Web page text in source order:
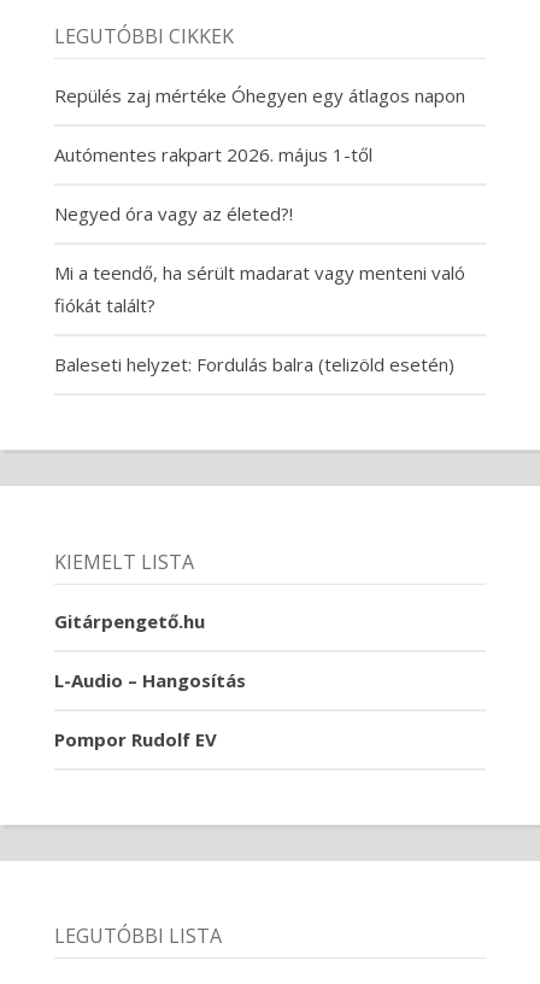
LEGUTÓBBI CIKKEK
Repülés zaj mértéke Óhegyen egy átlagos napon
Autómentes rakpart 2026. május 1-től
Negyed óra vagy az életed?!
Mi a teendő, ha sérült madarat vagy menteni való
fiókát talált?
Baleseti helyzet: Fordulás balra (telizöld esetén)
KIEMELT LISTA
Gitárpengető.hu
L-Audio – Hangosítás
Pompor Rudolf EV
LEGUTÓBBI LISTA